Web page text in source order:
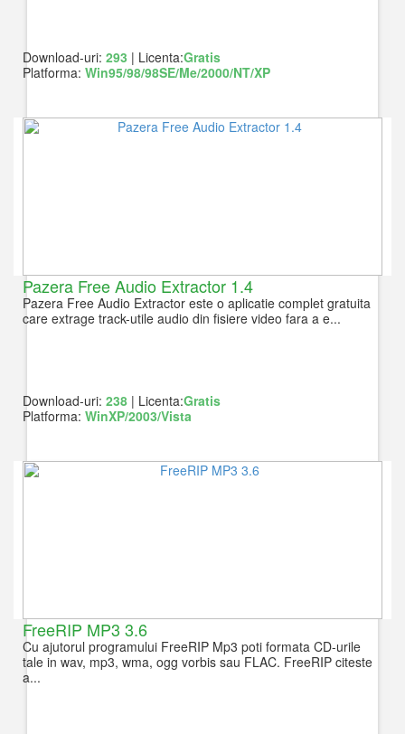
Download-uri:293 | Licenta:Gratis
Platforma:Win95/98/98SE/Me/2000/NT/XP
Pazera Free Audio Extractor 1.4
Pazera Free Audio Extractor este o aplicatie complet gratuita
care extrage track-utile audio din fisiere video fara a e...
Download-uri:238 | Licenta:Gratis
Platforma:WinXP/2003/Vista
FreeRIP MP3 3.6
Cu ajutorul programului FreeRIP Mp3 poti formata CD-urile
tale in wav, mp3, wma, ogg vorbis sau FLAC. FreeRIP citeste
a...